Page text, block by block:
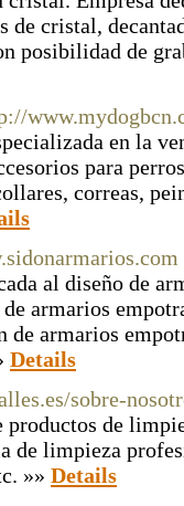
de cristal,
posibilidad de
en la
para
correas,
al diseño de
armarios
de armarios
Details
sobre-
de
de limpieza
»» Details